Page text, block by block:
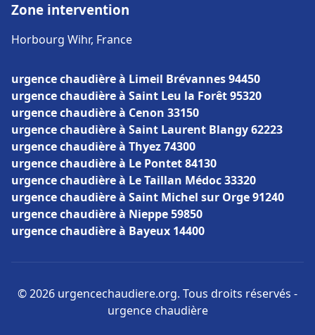
Zone intervention
Horbourg Wihr, France
urgence chaudière à Limeil Brévannes 94450
urgence chaudière à Saint Leu la Forêt 95320
urgence chaudière à Cenon 33150
urgence chaudière à Saint Laurent Blangy 62223
urgence chaudière à Thyez 74300
urgence chaudière à Le Pontet 84130
urgence chaudière à Le Taillan Médoc 33320
urgence chaudière à Saint Michel sur Orge 91240
urgence chaudière à Nieppe 59850
urgence chaudière à Bayeux 14400
© 2026 urgencechaudiere.org. Tous droits réservés -
urgence chaudière